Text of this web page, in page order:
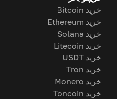
خرید Bitcoin
خرید Ethereum
خرید Solana
خرید Litecoin
خرید USDT
خرید Tron
خرید Monero
خرید Toncoin